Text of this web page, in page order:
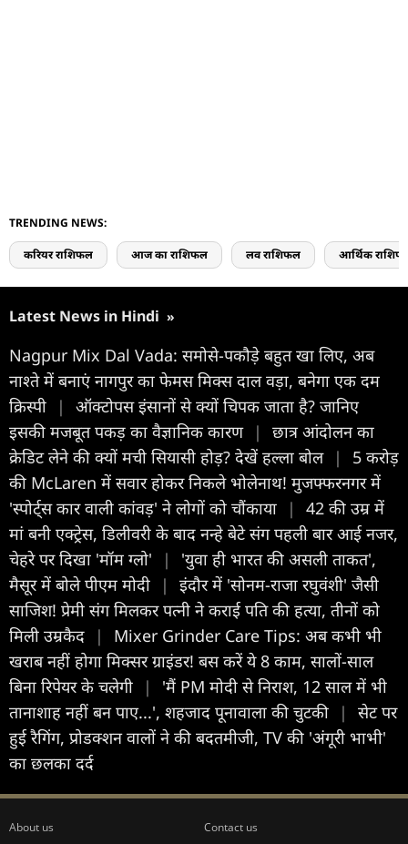
TRENDING NEWS:
करियर राशिफल आज का राशिफल लव राशिफल आर्थिक
Latest News in Hindi »
Nagpur Mix Dal Vada: समोसे-पकौड़े बहुत खा लिए, अब
नाश्ते में बनाएं नागपुर का फेमस मिक्स दाल वड़ा, बनेगा एक दम
क्रिस्पी
|
ऑक्टोपस इंसानों से क्यों चिपक जाता है? जानिए
इसकी मजबूत पकड़ का वैज्ञानिक कारण |
छात्र आंदोलन का
क्रेडिट लेने की क्यों मची सियासी होड़? देखें हल्ला बोल |
5 करोड़
की McLaren में सवार होकर निकले भोलेनाथ! मुजफ्फरनगर में
'स्पोर्ट्स कार वाली कांवड़' ने लोगों को चौंकाया
|
42 की उम्र में
मां बनी एक्ट्रेस, डिलीवरी के बाद नन्हे बेटे संग पहली बार आई नजर,
चेहरे पर दिखा 'मॉम ग्लो'
|
'युवा ही भारत की असली ताकत',
मैसूर में बोले पीएम मोदी
|
इंदौर में 'सोनम-राजा रघुवंशी' जैसी
साजिश! प्रेमी संग मिलकर पत्नी ने कराई पति की हत्या, तीनों को
मिली उम्रकैद
|
Mixer Grinder Care Tips: अब कभी भी
खराब नहीं होगा मिक्सर ग्राइंडर! बस करें ये 8 काम, सालों-साल
बिना रिपेयर के चलेगी
|
'मैं PM मोदी से निराश, 12 साल में भी
तानाशाह नहीं बन पाए...', शहजाद पूनावाला की चुटकी
|
सेट पर
हुई रैगिंग, प्रोडक्शन वालों ने की बदतमीजी, TV की 'अंगूरी भाभी'
का छलका दर्द
About us Contact us